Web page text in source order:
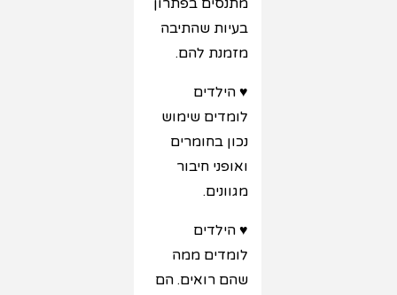
מתנסים בפתרון
בעיות שהתיבה
מזמנת להם.
♥ הילדים
לומדים שימוש
נכון בחומרים
ואופני חיבור
מגוונים.
♥ הילדים
לומדים ממה
שהם רואים. הם